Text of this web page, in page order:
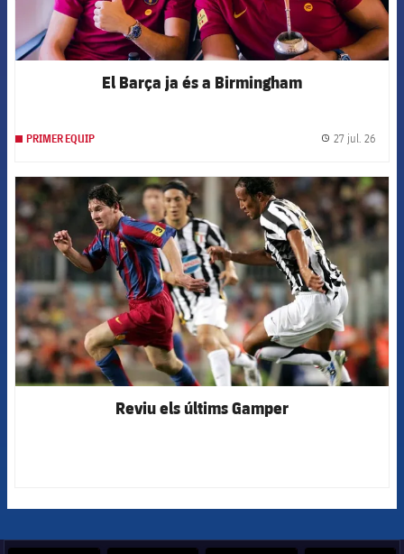
El Barça ja és a Birmingham
PRIMER EQUIP 27 jul. 26
FCB Barcelona badge
Reviu els últims Gamper